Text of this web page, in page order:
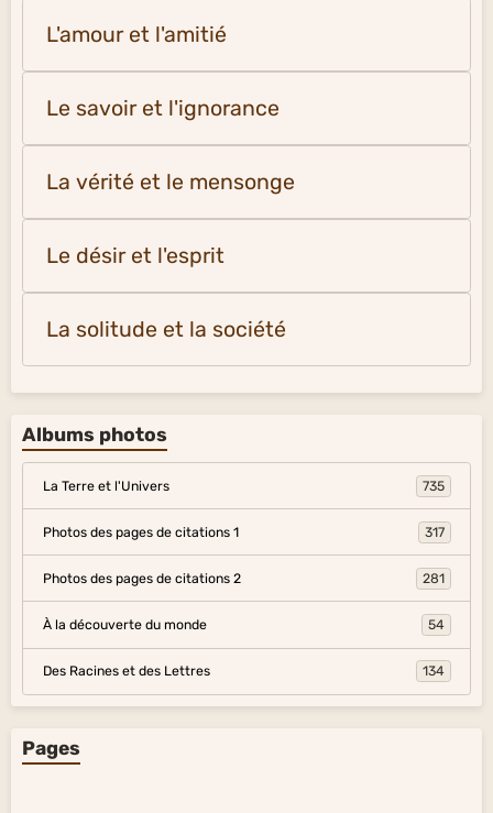
L'amour et l'amitié
Le savoir et l'ignorance
La vérité et le mensonge
Le désir et l'esprit
La solitude et la société
Albums photos
La Terre et l'Univers 735
Photos des pages de citations 1 317
Photos des pages de citations 2 281
À la découverte du monde 54
Des Racines et des Lettres 134
Pages